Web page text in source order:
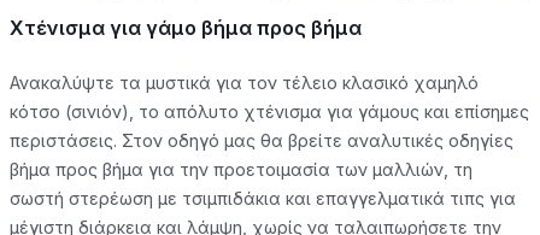
Χτένισμα για γάμο βήμα προς βήμα
Ανακαλύψτε τα μυστικά για τον τέλειο κλασικό χαμηλό
κότσο (σινιόν), το απόλυτο χτένισμα για γάμους και επίσημες
περιστάσεις. Στον οδηγό μας θα βρείτε αναλυτικές οδηγίες
βήμα προς βήμα για την προετοιμασία των μαλλιών, τη
σωστή στερέωση με τσιμπιδάκια και επαγγελματικά τιπς για
μέγιστη διάρκεια και λάμψη, χωρίς να ταλαιπωρήσετε την